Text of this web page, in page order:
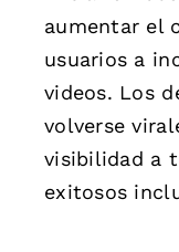
aumentar el
usuarios a
videos. Los
volverse
visibilidad a
exitosos